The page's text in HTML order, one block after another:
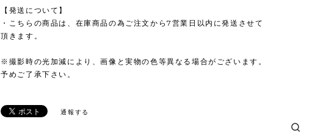
【発送について】
・こちらの商品は、在庫商品の為ご注文から7営業日以内に発送させて
頂きます。
※撮影時の光加減により、画像と実物の色等異なる場合がございます。
予めご了承下さい。
通報する